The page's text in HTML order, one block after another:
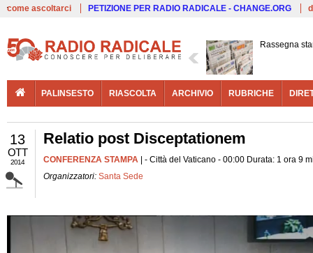
come ascoltarci PETIZIONE PER RADIO RADICALE - CHANGE.ORG
Rassegna
PALINSESTO RIASCOLTA ARCHIVIO RUBRICHE
13
OTT
2014
Relatio post Disceptationem
CONFERENZA STAMPA | - Città del Vaticano - 00:00 Durata: 1 ora 9
Organizzatori: Santa Sede